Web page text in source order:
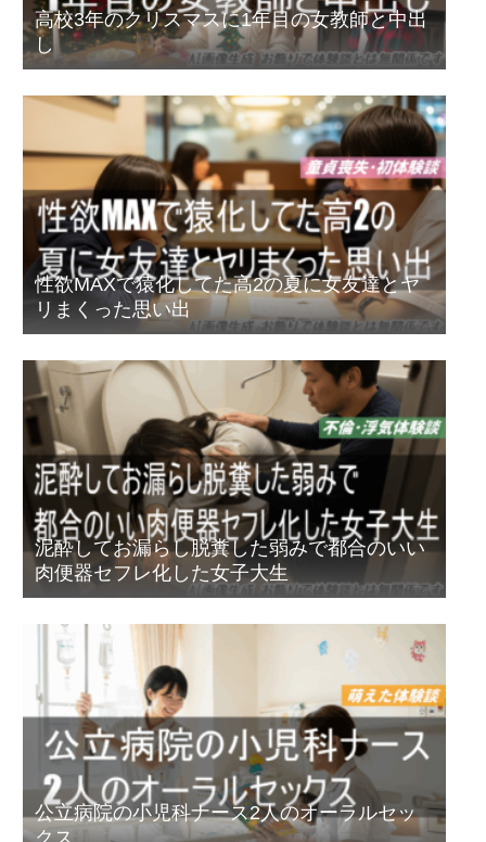
高校3年のクリスマスに1年目の女教師と中出
し
性欲MAXで猿化してた高2の夏に女友達とヤ
リまくった思い出
泥酔してお漏らし脱糞した弱みで都合のいい
肉便器セフレ化した女子大生
公立病院の小児科ナース2人のオーラルセッ
クス